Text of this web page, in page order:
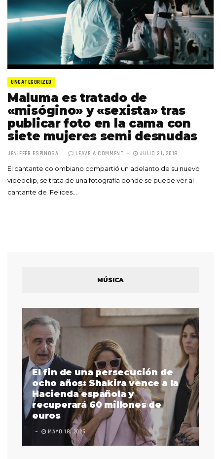
UNCATEGORIZED
Maluma es tratado de
«misógino» y «sexista» tras
publicar foto en la cama con
siete mujeres semi desnudas
JENIFFER ESPINOSA LEAVE A COMMENT JULIO 31, 2018
El cantante colombiano compartió un adelanto de su nuevo
videoclip, se trata de una fotografía donde se puede ver al
cantante de ‘Felices…
MÚSICA
El fin de una persecución de
ocho años: Shakira vence a la
Hacienda española y
recuperará 60 millones de
euros
MAYO 18, 2026